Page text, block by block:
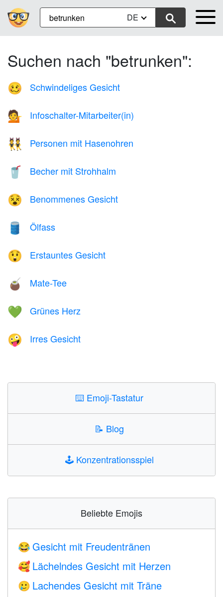
DE
Suchen nach "betrunken":
🥴 Schwindeliges Gesicht
💁 Infoschalter-Mitarbeiter(in)
👯 Personen mit Hasenohren
🥤 Becher mit Strohhalm
😵 Benommenes Gesicht
🛢️ Ölfass
😲 Erstauntes Gesicht
🧉 Mate-Tee
💚 Grünes Herz
🤪 Irres Gesicht
⌨️ Emoji-Tastatur
📝 Blog
🕹️ Konzentrationsspiel
Beliebte Emojis
😂 Gesicht mit Freudentränen
🥰 Lächelndes Gesicht mit Herzen
🥲 Lachendes Gesicht mit Träne